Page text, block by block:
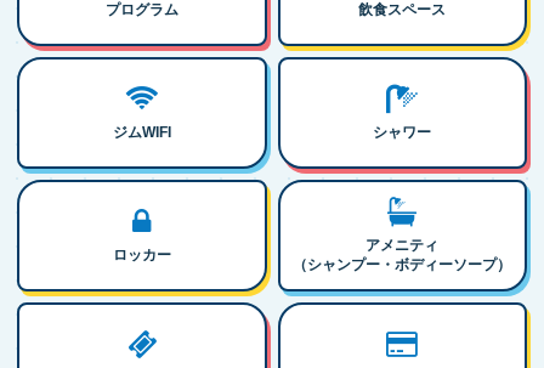
プログラム 飲食スペース
ジムWIFI シャワー
ロッカー
アメニティ
（シャンプー・ボディーソープ）